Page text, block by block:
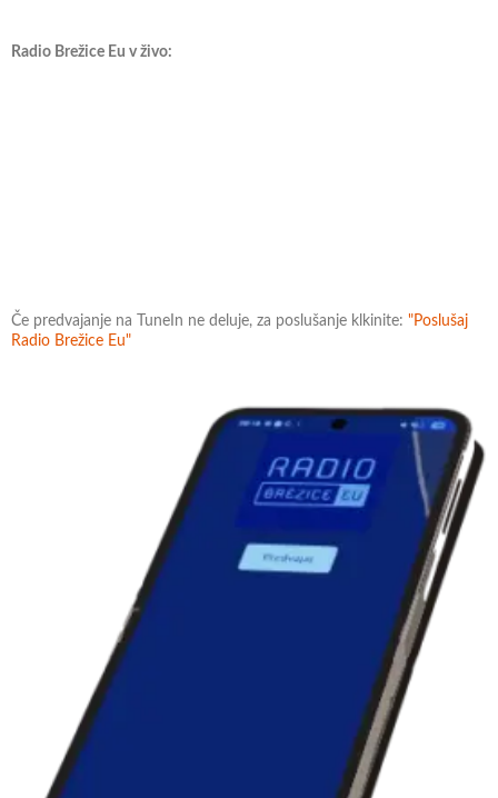
Radio Brežice Eu v živo:
Če predvajanje na TuneIn ne deluje, za poslušanje klkinite: "Poslušaj
Radio Brežice Eu"